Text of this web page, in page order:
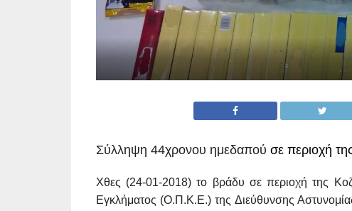
Σύλληψη 44χρονου ημεδαπού σε περιοχή
Χθες (24-01-2018) το βράδυ σε περιοχή της
Εγκλήματος (Ο.Π.Κ.Ε.) της Διεύθυνσης